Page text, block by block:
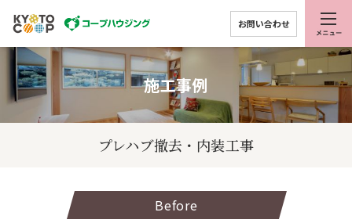
お問い合わせ
施工事例
プレハブ撤去・内装工事
Before